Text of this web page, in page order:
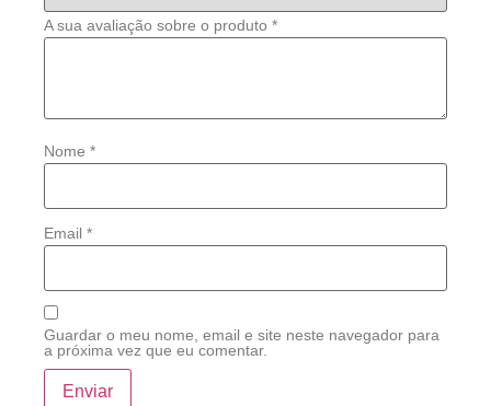
A sua avaliação sobre o produto *
Nome *
Email *
Guardar o meu nome, email e site neste navegador para
a próxima vez que eu comentar.